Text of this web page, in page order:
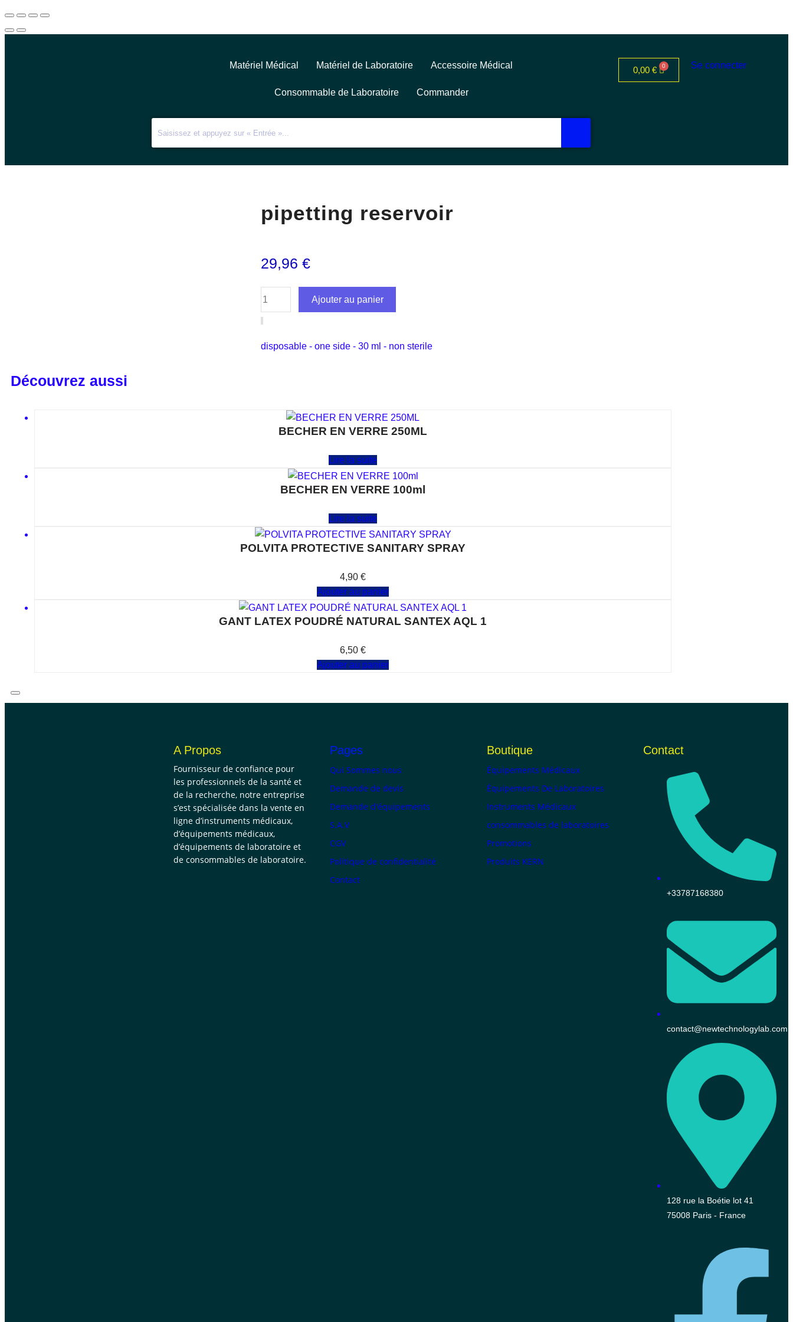
Matériel Médical Matériel de Laboratoire Accessoire Médical
Consommable de Laboratoire Commander
0,00 € Se connecter
pipetting reservoir
29,96€
Ajouter au panier
disposable - one side - 30 ml - non sterile
Découvrez aussi
BECHER EN VERRE 250ML
Lire la suite
BECHER EN VERRE 100ml
Lire la suite
POLVITA PROTECTIVE SANITARY SPRAY
4,90 €
Ajouter au panier
GANT LATEX POUDRÉ NATURAL SANTEX AQL 1
6,50 €
Ajouter au panier
A Propos
Fournisseur de confiance pour
les professionnels de la santé et
de la recherche, notre entreprise
s’est spécialisée dans la vente en
ligne d’instruments médicaux,
d’équipements médicaux,
d’équipements de laboratoire et
de consommables de laboratoire.
Pages
Qui Sommes nous
Demande de devis
Demande d'équipements
S.A.V
CGV
Politique de confidentialité
Contact
Boutique
Équipements Médicaux
Équipements De Laboratoires
Instruments Médicaux
consommables de laboratoires
Promotions
Produits KERN
Contact
+33787168380
contact@newtechnologylab.com
128 rue la Boétie lot 41
75008 Paris - France